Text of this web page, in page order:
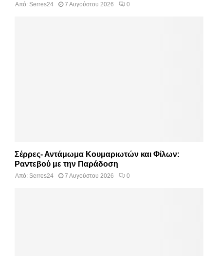
Από: Serres24 7 Αυγούστου 2026 0
Σέρρες- Αντάμωμα Κουμαριωτών και Φίλων:
Ραντεβού με την Παράδοση
Από: Serres24 7 Αυγούστου 2026 0